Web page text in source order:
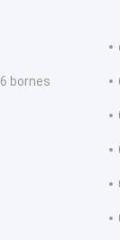
bornes